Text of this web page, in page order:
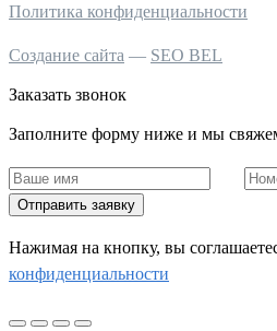
Политика конфиденциальности
Создание сайта — SEO BEL
Заказать звонок
Заполните форму ниже и мы
Отправить заявку
Нажимая на кнопку, вы
конфиденциальности